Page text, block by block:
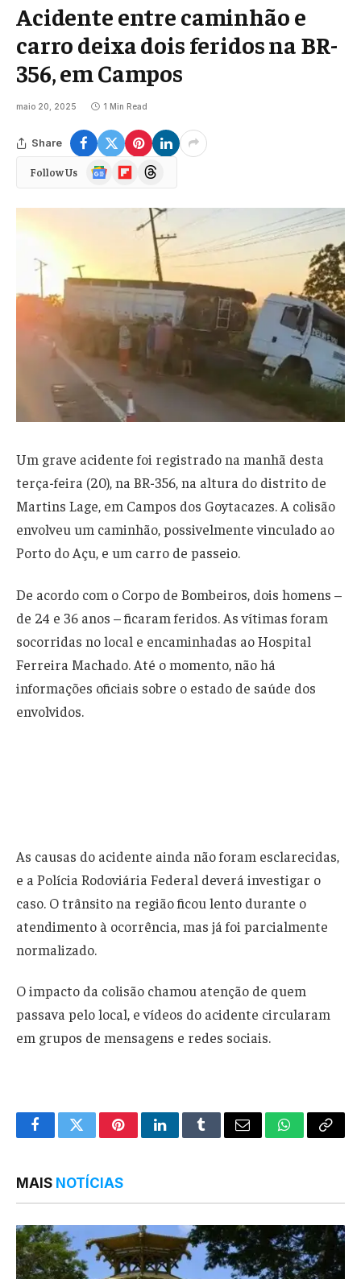
Acidente entre caminhão e
carro deixa dois feridos na BR-
356, em Campos
maio 20, 2025 1 Min Read
Share
Follow Us
Google
News
FlipboardThreads
Um grave acidente foi registrado na manhã desta
terça-feira (20), na BR-356, na altura do distrito de
Martins Lage, em Campos dos Goytacazes. A colisão
envolveu um caminhão, possivelmente vinculado ao
Porto do Açu, e um carro de passeio.
De acordo com o Corpo de Bombeiros, dois homens –
de 24 e 36 anos – ficaram feridos. As vítimas foram
socorridas no local e encaminhadas ao Hospital
Ferreira Machado. Até o momento, não há
informações oficiais sobre o estado de saúde dos
envolvidos.
As causas do acidente ainda não foram esclarecidas,
e a Polícia Rodoviária Federal deverá investigar o
caso. O trânsito na região ficou lento durante o
atendimento à ocorrência, mas já foi parcialmente
normalizado.
O impacto da colisão chamou atenção de quem
passava pelo local, e vídeos do acidente circularam
em grupos de mensagens e redes sociais.
FacebookTwitterPinterestLinkedInTumblrEmail WhatsApp
Copy
MAIS NOTÍCIAS